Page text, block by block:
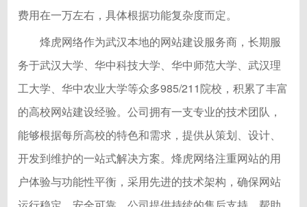
费用在一万左右，具体根据功能复杂度而定。
烽虎网络作为武汉本地的网站建设服务商，长期服
务于武汉大学、华中科技大学、华中师范大学、武汉理
工大学、华中农业大学等众多985/211院校，积累了丰富
的高校网站建设经验。公司拥有一支专业的技术团队，
能够根据每所高校的特色和需求，提供从策划、设计、
开发到维护的一站式解决方案。烽虎网络注重网站的用
户体验与功能性平衡，采用先进的技术架构，确保网站